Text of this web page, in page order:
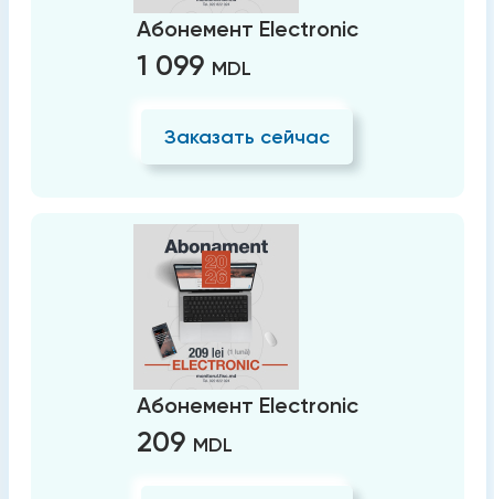
Абонемент Electronic
1 099 MDL
Заказать сейчас
Абонемент Electronic
209 MDL